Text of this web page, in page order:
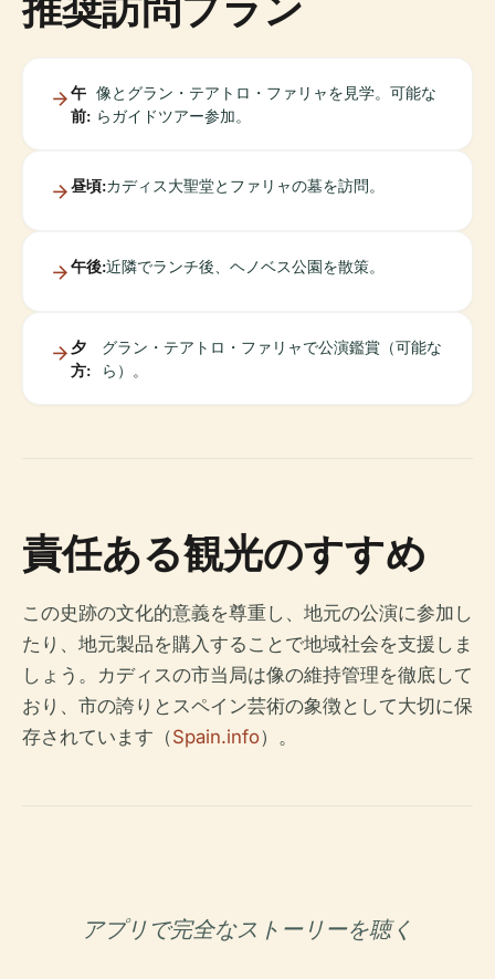
午
前:
像とグラン・テアトロ・ファリャを見学。可能な
らガイドツアー参加。
昼頃:カディス大聖堂とファリャの墓を訪問。
午後:近隣でランチ後、ヘノベス公園を散策。
夕
方:
グラン・テアトロ・ファリャで公演鑑賞（可能な
ら）。
責任ある観光のすすめ
この史跡の文化的意義を尊重し、地元の公演に参加し
たり、地元製品を購入することで地域社会を支援しま
しょう。カディスの市当局は像の維持管理を徹底して
おり、市の誇りとスペイン芸術の象徴として大切に保
存されています（Spain.info）。
アプリで完全なストーリーを聴く